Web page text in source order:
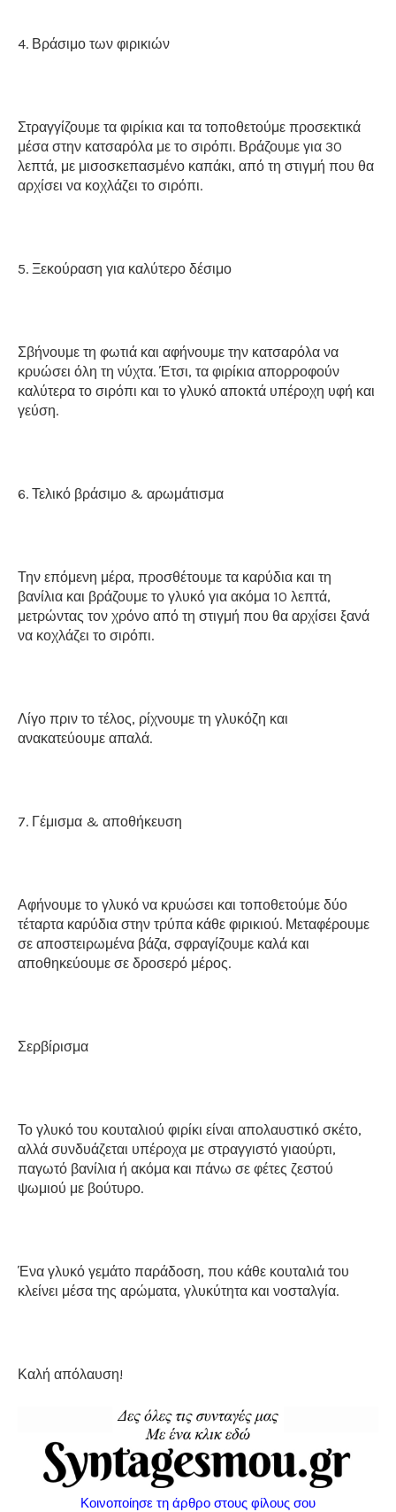
4. Βράσιμο των φιρικιών
Στραγγίζουμε τα φιρίκια και τα τοποθετούμε προσεκτικά
μέσα στην κατσαρόλα με το σιρόπι. Βράζουμε για 30
λεπτά, με μισοσκεπασμένο καπάκι, από τη στιγμή που θα
αρχίσει να κοχλάζει το σιρόπι.
5. Ξεκούραση για καλύτερο δέσιμο
Σβήνουμε τη φωτιά και αφήνουμε την κατσαρόλα να
κρυώσει όλη τη νύχτα. Έτσι, τα φιρίκια απορροφούν
καλύτερα το σιρόπι και το γλυκό αποκτά υπέροχη υφή και
γεύση.
6. Τελικό βράσιμο & αρωμάτισμα
Την επόμενη μέρα, προσθέτουμε τα καρύδια και τη
βανίλια και βράζουμε το γλυκό για ακόμα 10 λεπτά,
μετρώντας τον χρόνο από τη στιγμή που θα αρχίσει ξανά
να κοχλάζει το σιρόπι.
Λίγο πριν το τέλος, ρίχνουμε τη γλυκόζη και
ανακατεύουμε απαλά.
7. Γέμισμα & αποθήκευση
Αφήνουμε το γλυκό να κρυώσει και τοποθετούμε δύο
τέταρτα καρύδια στην τρύπα κάθε φιρικιού. Μεταφέρουμε
σε αποστειρωμένα βάζα, σφραγίζουμε καλά και
αποθηκεύουμε σε δροσερό μέρος.
Σερβίρισμα
Το γλυκό του κουταλιού φιρίκι είναι απολαυστικό σκέτο,
αλλά συνδυάζεται υπέροχα με στραγγιστό γιαούρτι,
παγωτό βανίλια ή ακόμα και πάνω σε φέτες ζεστού
ψωμιού με βούτυρο.
Ένα γλυκό γεμάτο παράδοση, που κάθε κουταλιά του
κλείνει μέσα της αρώματα, γλυκύτητα και νοσταλγία.
Καλή απόλαυση!
Κοινοποίησε τη άρθρο στους φίλους σου